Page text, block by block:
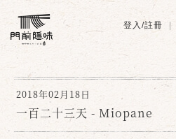
登入/註冊
2018年02月18日
一百二十三天 - Miopane